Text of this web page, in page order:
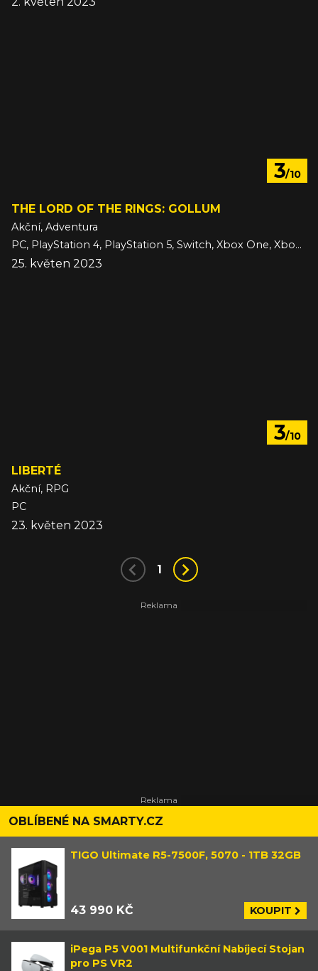
3/10
THE LORD OF THE RINGS: GOLLUM
Akční, Adventura
PC, PlayStation 4, PlayStation 5, Switch, Xbox One, Xbox Series
25. květen 2023
3/10
LIBERTÉ
Akční, RPG
PC
23. květen 2023
1
OBLÍBENÉ NA SMARTY.CZ
TIGO Ultimate R5-7500F, 5070 - 1TB 32GB
43 990 KČ KOUPIT
iPega P5 V001 Multifunkční Nabíjecí Stojan
pro PS VR2